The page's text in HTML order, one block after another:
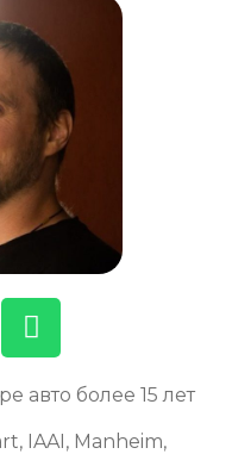
авто более 15 лет
IAAI, Manheim,